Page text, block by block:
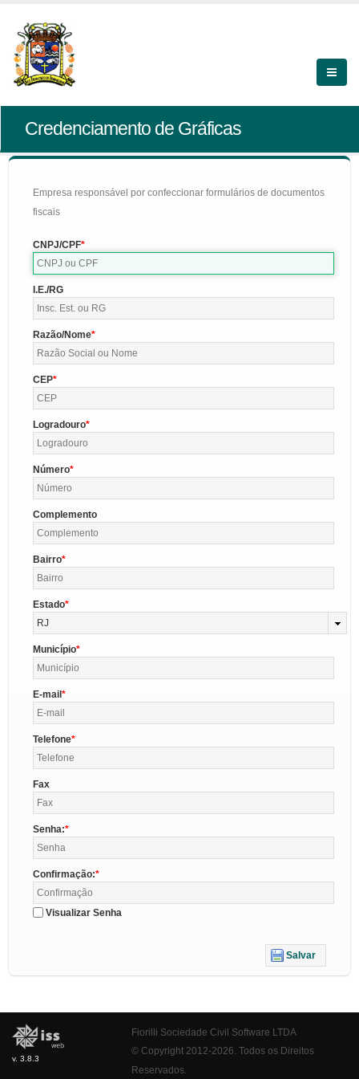
Credenciamento de Gráficas
Empresa responsável por confeccionar formulários de documentos
fiscais
CNPJ/CPF
I.E./RG
Razão/Nome
CEP
Logradouro
Número
Complemento
Bairro
Estado
RJ
Município
E-mail
Telefone
Fax
Senha:
Confirmação:
Visualizar Senha
Salvar
v. 3.8.3
Fiorilli Sociedade Civil Software LTDA
© Copyright 2012-2026. Todos os Direitos
Reservados.